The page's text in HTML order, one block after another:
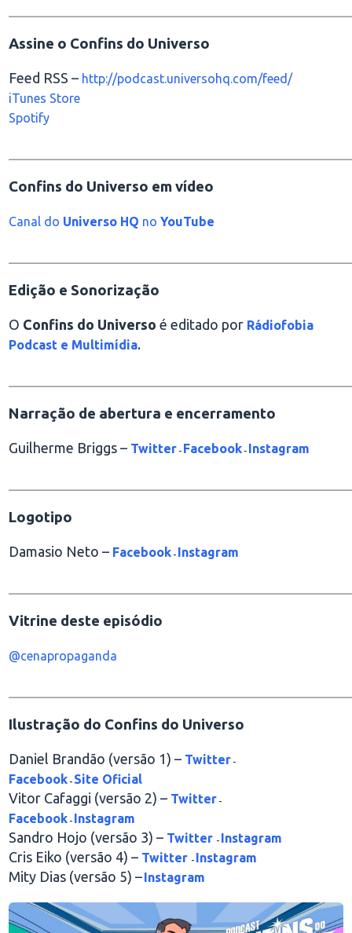
Assine o Confins do Universo
Feed RSS – http://podcast.universohq.com/feed/
iTunes Store
Spotify
Confins do Universo em vídeo
Canal do Universo HQ no YouTube
Edição e Sonorização
O Confins do Universo é editado por Rádiofobia
Podcast e Multimídia.
Narração de abertura e encerramento
Guilherme Briggs – Twitter - Facebook - Instagram
Logotipo
Damasio Neto – Facebook - Instagram
Vitrine deste episódio
@cenapropaganda
Ilustração do Confins do Universo
Daniel Brandão (versão 1) – Twitter -
Facebook - Site Oficial
Vitor Cafaggi (versão 2) – Twitter -
Facebook - Instagram
Sandro Hojo (versão 3) – Twitter - Instagram
Cris Eiko (versão 4) – Twitter - Instagram
Mity Dias (versão 5) –Instagram